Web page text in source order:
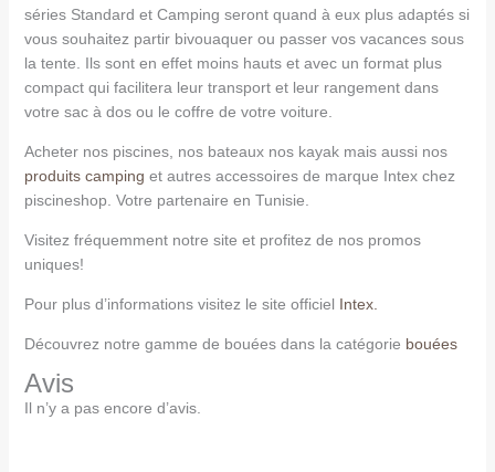
séries Standard et Camping seront quand à eux plus adaptés si
vous souhaitez partir bivouaquer ou passer vos vacances sous
la tente. Ils sont en effet moins hauts et avec un format plus
compact qui facilitera leur transport et leur rangement dans
votre sac à dos ou le coffre de votre voiture.
Acheter nos piscines, nos bateaux nos kayak mais aussi nos
produits camping et autres accessoires de marque Intex chez
piscineshop. Votre partenaire en Tunisie.
Visitez fréquemment notre site et profitez de nos promos
uniques!
Pour plus d’informations visitez le site officiel Intex.
Découvrez notre gamme de bouées dans la catégorie bouées
Avis
Il n’y a pas encore d’avis.